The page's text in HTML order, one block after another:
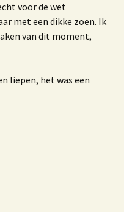
voor de wet
met een dikke zoen. Ik
van dit moment,
liepen, het was een